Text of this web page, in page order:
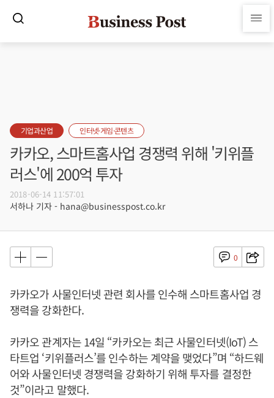
기업과산업 인터넷·게임·콘텐츠
카카오, 스마트홈사업 경쟁력 위해 '키위플
러스'에 200억 투자
2018-06-14 11:57:01
서하나 기자 - hana@businesspost.co.kr
0
카카오가 사물인터넷 관련 회사를 인수해 스마트홈사업 경
쟁력을 강화한다.
카카오 관계자는 14일 “카카오는 최근 사물인터넷(IoT) 스
타트업 ‘키위플러스’를 인수하는 계약을 맺었다”며 “하드웨
어와 사물인터넷 경쟁력을 강화하기 위해 투자를 결정한
것”이라고 말했다.